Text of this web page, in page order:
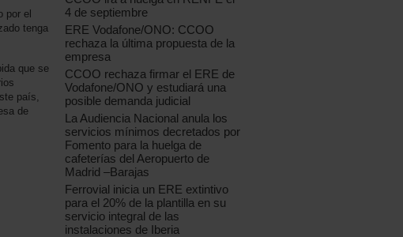
por el
tenga
que se
país,
de
4 de septiembre
ERE Vodafone/ONO: CCOO
rechaza la última propuesta de la
empresa
CCOO rechaza firmar el ERE de
Vodafone/ONO y estudiará una
posible demanda judicial
La Audiencia Nacional anula los
servicios mínimos decretados por
Fomento para la huelga de
cafeterías del Aeropuerto de
Madrid –Barajas
Ferrovial inicia un ERE extintivo
para el 20% de la plantilla en su
servicio integral de las
instalaciones de Iberia